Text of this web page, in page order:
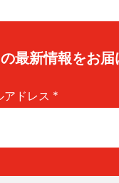
最新情報をお届
アドレス *